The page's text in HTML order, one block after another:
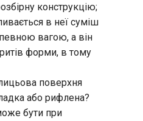
конструкцію;
в неї суміш
вагою, а він
форми, в тому
поверхня
або рифлена?
бути при